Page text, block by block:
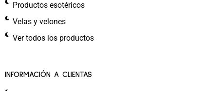
Productos esotéricos
Velas y velones
Ver todos los productos
INFORMACIÓN A CLIENTAS